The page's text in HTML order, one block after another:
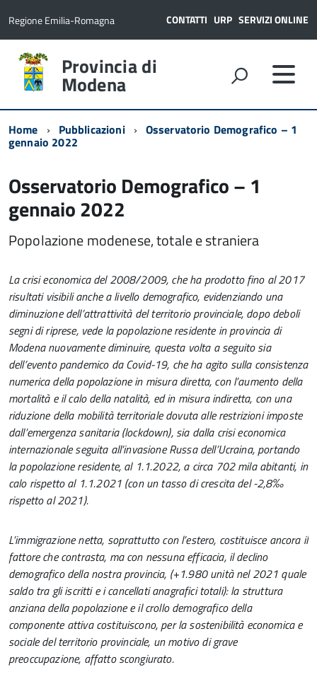
Regione Emilia-Romagna CONTATTI URP SERVIZI ONLINE
Provincia di
Modena
Home Pubblicazioni Osservatorio Demografico – 1
gennaio 2022
Osservatorio Demografico – 1
gennaio 2022
Popolazione modenese, totale e straniera
La crisi economica del 2008/2009, che ha prodotto fino al 2017
risultati visibili anche a livello demografico, evidenziando una
diminuzione dell’attrattività del territorio provinciale, dopo deboli
segni di riprese, vede la popolazione residente in provincia di
Modena nuovamente diminuire, questa volta a seguito sia
dell’evento pandemico da Covid-19, che ha agito sulla consistenza
numerica della popolazione in misura diretta, con l’aumento della
mortalità e il calo della natalità, ed in misura indiretta, con una
riduzione della mobilità territoriale dovuta alle restrizioni imposte
dall’emergenza sanitaria (lockdown), sia dalla crisi economica
internazionale seguita all’invasione Russa dell’Ucraina, portando
la popolazione residente, al 1.1.2022, a circa 702 mila abitanti, in
calo rispetto al 1.1.2021 (con un tasso di crescita del -2,8‰
rispetto al 2021).
L’immigrazione netta, soprattutto con l’estero, costituisce ancora il
fattore che contrasta, ma con nessuna efficacia, il declino
demografico della nostra provincia, (+1.980 unità nel 2021 quale
saldo tra gli iscritti e i cancellati anagrafici totali): la struttura
anziana della popolazione e il crollo demografico della
componente attiva costituiscono, per la sostenibilità economica e
sociale del territorio provinciale, un motivo di grave
preoccupazione, affatto scongiurato.